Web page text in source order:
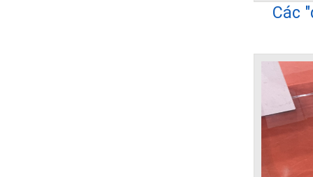
Các